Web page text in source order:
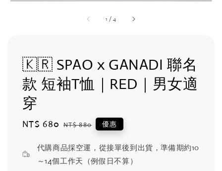
1 /4
🇰🇷 SPAO x GANADI 聯名
款 短袖T恤｜RED｜男女適
穿
Sale
NT$ 680 Regular
NT$ 880 優惠
代購商品採空運，從接單後到出貨，準備期約10
～14個工作天（例假日不算）